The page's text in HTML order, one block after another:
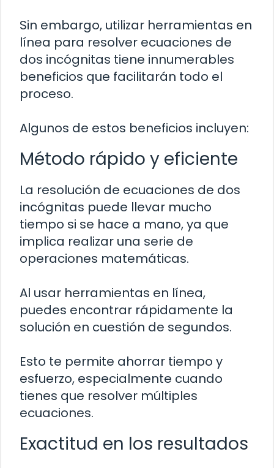
Sin embargo, utilizar herramientas en
línea para resolver ecuaciones de
dos incógnitas tiene innumerables
beneficios que facilitarán todo el
proceso.
Algunos de estos beneficios incluyen:
Método rápido y eficiente
La resolución de ecuaciones de dos
incógnitas puede llevar mucho
tiempo si se hace a mano, ya que
implica realizar una serie de
operaciones matemáticas.
Al usar herramientas en línea,
puedes encontrar rápidamente la
solución en cuestión de segundos.
Esto te permite ahorrar tiempo y
esfuerzo, especialmente cuando
tienes que resolver múltiples
ecuaciones.
Exactitud en los resultados